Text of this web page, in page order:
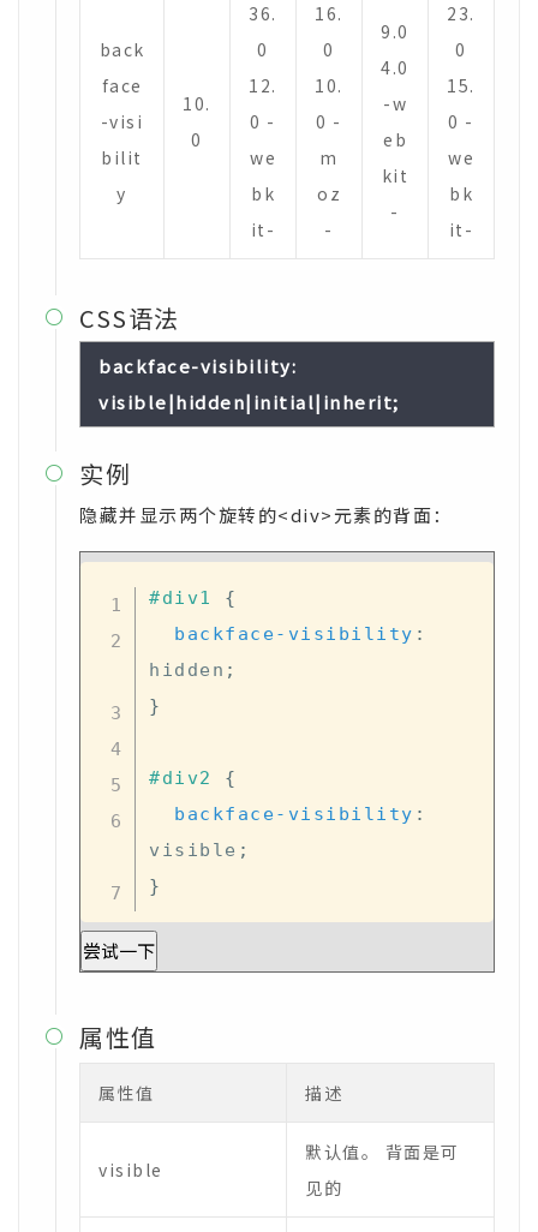
back
face
-visi
bilit
y
10.
0
36.
0
12.
0 -
we
bk
it-
16.
0
10.
0 -
m
oz
-
9.0
4.0
-w
eb
kit
-
23.
0
15.
0 -
we
bk
it-
 CSS语法
backface-visibility:
visible|hidden|initial|inherit;
 实例
隐藏并显示两个旋转的<div>元素的背面：
#div1
{
backface-visibility :
hidden ;
}
#div2
{
backface-visibility :
visible ;
}
尝试一下
 属性值
属性值 描述
visible
默认值。 背面是可
见的